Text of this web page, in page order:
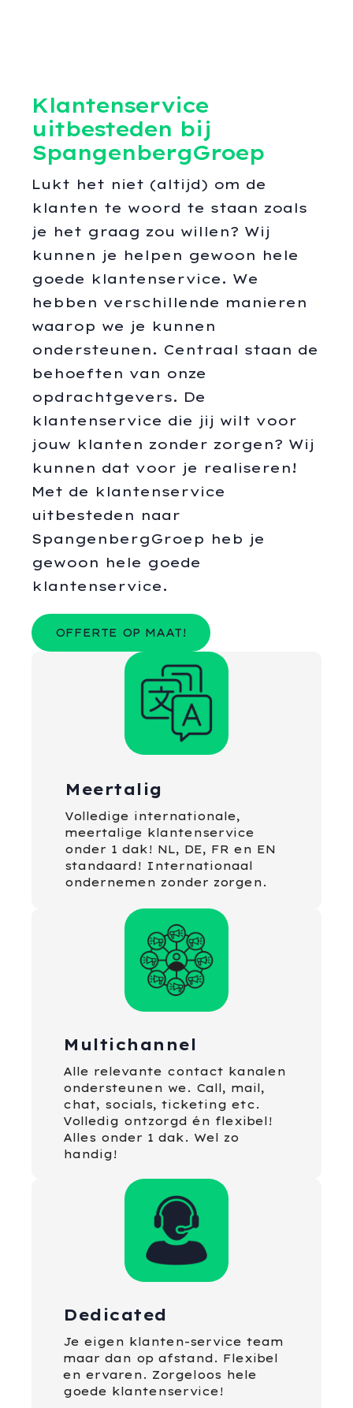
Klantenservice
uitbesteden bij
SpangenbergGroep
Lukt het niet (altijd) om de
klanten te woord te staan zoals
je het graag zou willen? Wij
kunnen je helpen gewoon hele
goede klantenservice. We
hebben verschillende manieren
waarop we je kunnen
ondersteunen. Centraal staan de
behoeften van onze
opdrachtgevers. De
klantenservice die jij wilt voor
jouw klanten zonder zorgen? Wij
kunnen dat voor je realiseren!
Met de klantenservice
uitbesteden naar
SpangenbergGroep heb je
gewoon hele goede
klantenservice.
OFFERTE OP MAAT!
Meertalig
Volledige internationale,
meertalige klantenservice
onder 1 dak! NL, DE, FR en EN
standaard! Internationaal
ondernemen zonder zorgen.
Multichannel
Alle relevante contact kanalen
ondersteunen we. Call, mail,
chat, socials, ticketing etc.
Volledig ontzorgd én flexibel!
Alles onder 1 dak. Wel zo
handig!
Dedicated
Je eigen klanten-service team
maar dan op afstand. Flexibel
en ervaren. Zorgeloos hele
goede klantenservice!